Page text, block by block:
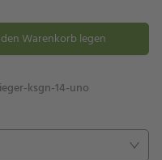
Warenkorb legen
ksgn-14-uno